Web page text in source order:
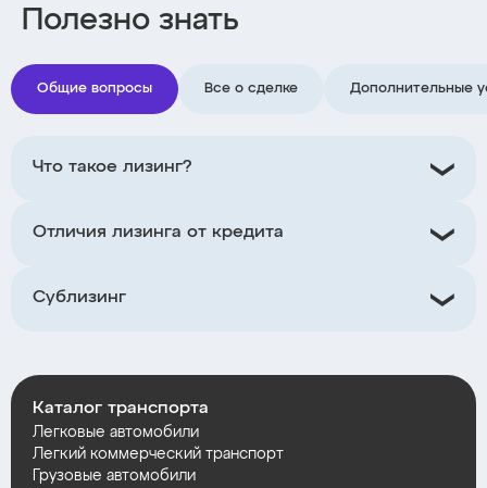
Полезно знать
Общие вопросы Все о сделке Дополнительные
Что такое лизинг?
Отличия лизинга от кредита
Сублизинг
Каталог транспорта
Легковые автомобили
Легкий коммерческий транспорт
Грузовые автомобили